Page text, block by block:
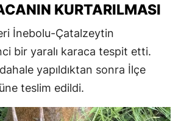
KURTARILMASI
İnebolu-Çatalzeytin
bir yaralı karaca tespit etti.
yapıldıktan sonra İlçe
teslim edildi.